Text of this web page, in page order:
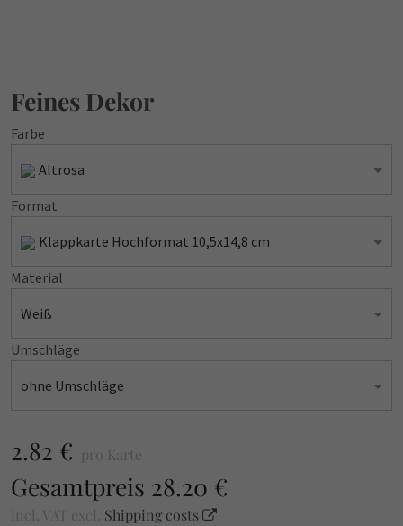
Feines Dekor
Farbe
Altrosa
Format
Klappkarte Hochformat 10,5x14,8 cm
Material
Weiß
Umschläge
ohne Umschläge
2.82 € pro Karte
Gesamtpreis 28.20 €
incl. VAT excl. Shipping costs